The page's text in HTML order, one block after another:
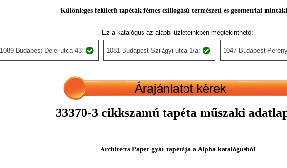
Különleges felületű tapéták fémes csillogású természeti és geometriai
Ez a katalógus az alábbi üzleteinkben megtekinthető:
1089 Budapest Delej utca 43: 1081 Budapest Szilágyi utca 1/a: 1047 Budapest
33370-3 cikkszamú tapéta műszaki
Architects Paper gyár tapétája a Alpha katalógusból